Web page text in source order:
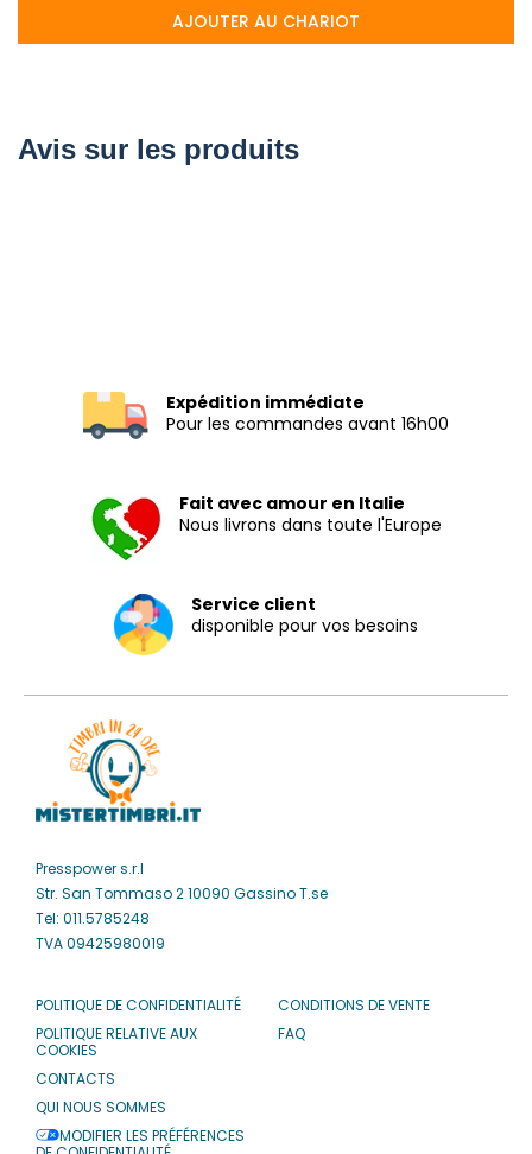
Avis sur les produits
AJOUTER AU CHARIOT
Expédition immédiate
Pour les commandes avant 16h00
Fait avec amour en Italie
Nous livrons dans toute l'Europe
Service client
disponible pour vos besoins
Presspower s.r.l
Str. San Tommaso 2 10090 Gassino T.se
Tel: 011.5785248
TVA 09425980019
POLITIQUE DE CONFIDENTIALITÉ
POLITIQUE RELATIVE AUX
COOKIES
CONTACTS
QUI NOUS SOMMES
MODIFIER LES PRÉFÉRENCES
CONDITIONS DE VENTE
FAQ